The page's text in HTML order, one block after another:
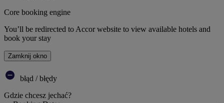
Core booking engine
You’ll be redirected to Accor website to view available hotels and
book your stay
Zamknij okno
błąd / błędy
Gdzie chcesz jechać?